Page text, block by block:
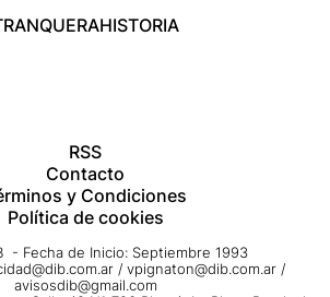
HISTORIA
RSS
Contacto
y Condiciones
Política de cookies
- Fecha de Inicio: Septiembre 1993
/ vpignaton@dib.com.ar /
avisosdib@gmail.com